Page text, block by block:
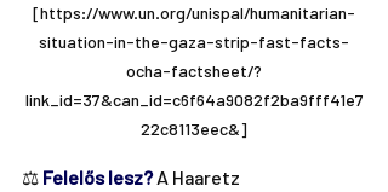
[https://www.un.org/unispal/humanitarian-
situation-in-the-gaza-strip-fast-facts-
ocha-factsheet/?
link_id=37&can_id=c6f64a9082f2ba9fff41e7
22c8113eec&]
⚖️ Felelős lesz? A Haaretz